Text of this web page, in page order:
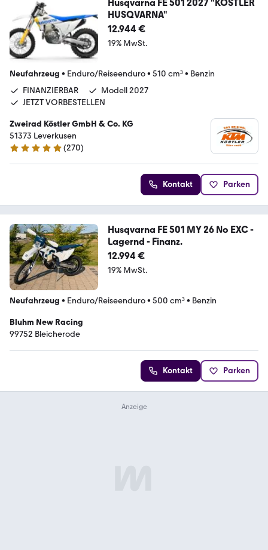
Husqvarna FE 501 2027 "KÖSTLER
HUSQVARNA"
12.944 €
19% MwSt.
Neufahrzeug • Enduro/Reiseenduro• 510 cm³• Benzin
FINANZIERBAR
Modell 2027
JETZT VORBESTELLEN
Zweirad Köstler GmbH & Co. KG
51373 Leverkusen
4.8 Sterne
(270)
Kontakt Parken
Husqvarna FE 501 MY 26 No EXC -
Lagernd - Finanz.
12.994 €
19% MwSt.
Neufahrzeug • Enduro/Reiseenduro• 500 cm³• Benzin
Bluhm New Racing
99752 Bleicherode
Kontakt Parken